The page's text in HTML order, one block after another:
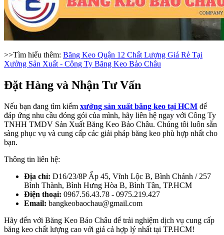
>>Tìm hiểu thêm: Băng Keo Quận 12 Chất Lượng Giá Rẻ Tại
Xưởng Sản Xuất - Công Ty Băng Keo Bảo Châu
Đặt Hàng và Nhận Tư Vấn
Nếu bạn đang tìm kiếm xưởng sản xuất băng keo tại HCM để
đáp ứng nhu cầu đóng gói của mình, hãy liên hệ ngay với Công Ty
TNHH TMDV Sản Xuất Băng Keo Bảo Châu. Chúng tôi luôn sẵn
sàng phục vụ và cung cấp các giải pháp băng keo phù hợp nhất cho
bạn.
Thông tin liên hệ:
Địa chỉ: D16/23/8P Ấp 45, Vĩnh Lộc B, Bình Chánh / 257
Bình Thành, Bình Hưng Hòa B, Bình Tân, TP.HCM
Điện thoại: 0967.56.43.78 - 0975.219.427
Email: bangkeobaochau@gmail.com
Hãy đến với Băng Keo Bảo Châu để trải nghiệm dịch vụ cung cấp
băng keo chất lượng cao với giá cả hợp lý nhất tại TP.HCM!